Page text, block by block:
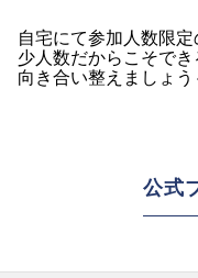
自宅にて参加人数限
少人数だからこそで
向き合い整えましょう
公式